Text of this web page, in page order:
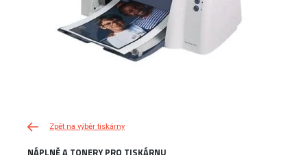
Zpět na výběr tiskárny
NÁPLNĚ A TONERY PRO TISKÁRNU